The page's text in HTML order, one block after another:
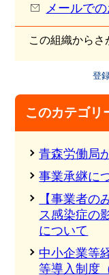
メールで
この組織からさ
登
このカテゴリ
青森労働局
事業承継に
【事業者の
ス感染症の
について
中小企業等
等導入制度